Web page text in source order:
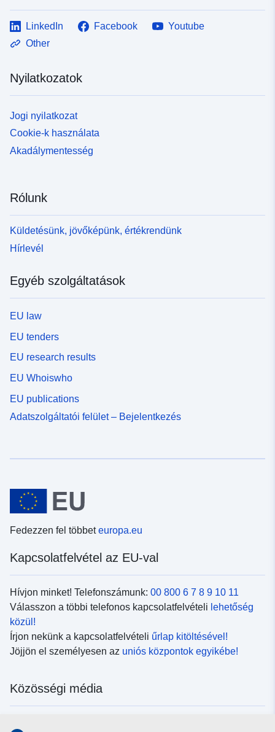
LinkedIn Facebook
Youtube
Other
Nyilatkozatok
Jogi nyilatkozat
Cookie-k használata
Akadálymentesség
Rólunk
Küldetésünk, jövőképünk, értékrendünk
Hírlevél
Egyéb szolgáltatások
EU law
EU tenders
EU research results
EU Whoiswho
EU publications
Adatszolgáltatói felület – Bejelentkezés
Fedezzen fel többeteuropa.eu
Kapcsolatfelvétel az EU-val
Hívjon minket! Telefonszámunk: 00 800 6 7 8 9 10 11
Válasszon a többi telefonos kapcsolatfelvételi lehetőség
közül!
Írjon nekünk a kapcsolatfelvételi űrlap kitöltésével!
Jöjjön el személyesen az uniós központok egyikébe!
Közösségi média